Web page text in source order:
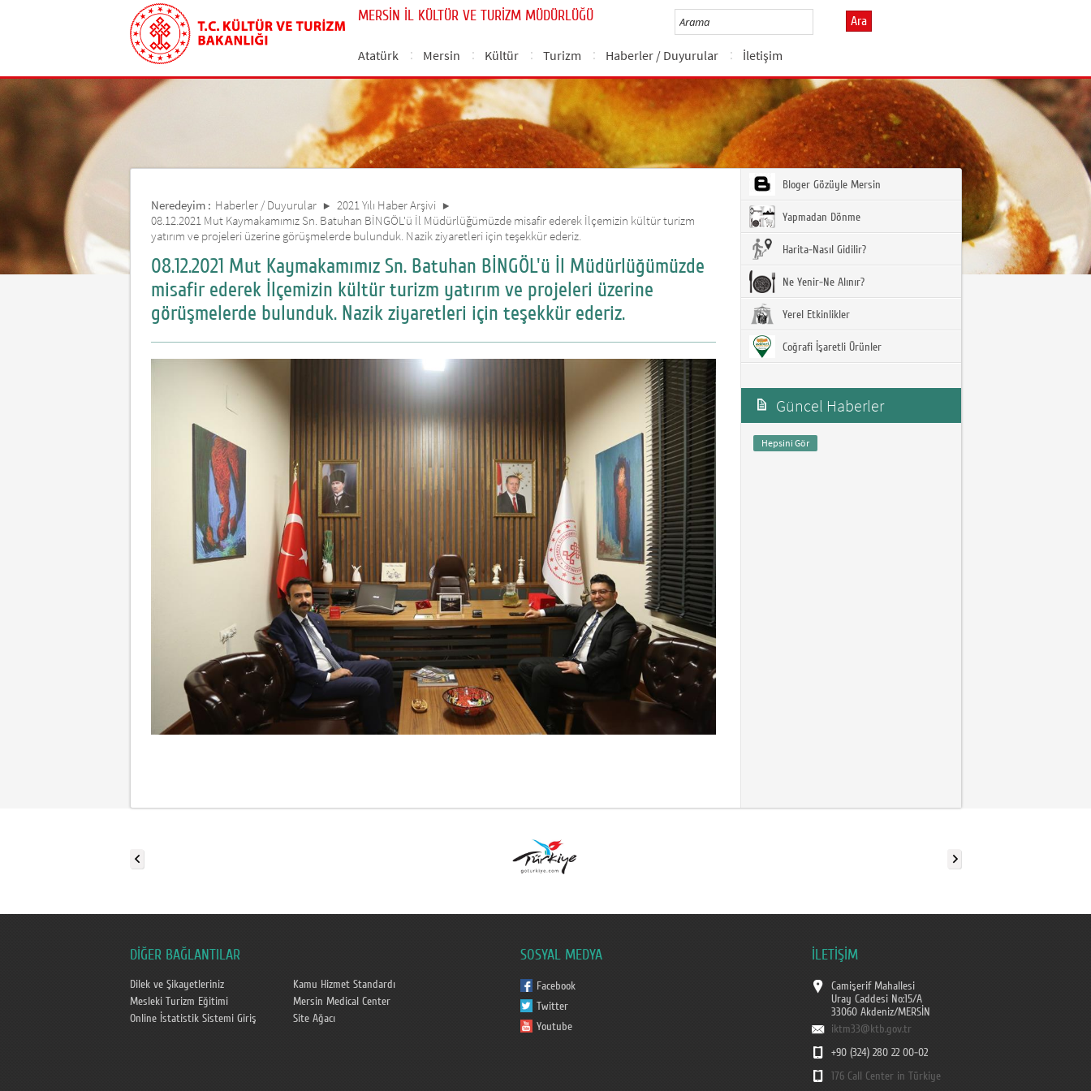
MERSİN İL KÜLTÜR VE TURİZM MÜDÜRLÜĞÜ Ara
Atatürk Mersin Kültür Turizm Haberler / Duyurular İletişim
Neredeyim : Haberler / Duyurular
2021 Yılı Haber Arşivi
08.12.2021 Mut Kaymakamımız Sn. Batuhan BİNGÖL'ü İl Müdürlüğümüzde misafir ederek İlçemizin kültür turizm
yatırım ve projeleri üzerine görüşmelerde bulunduk. Nazik ziyaretleri için teşekkür ederiz.
08.12.2021 Mut Kaymakamımız Sn. Batuhan BİNGÖL'ü İl Müdürlüğümüzde
misafir ederek İlçemizin kültür turizm yatırım ve projeleri üzerine
görüşmelerde bulunduk. Nazik ziyaretleri için teşekkür ederiz.
Bloger Gözüyle Mersin
Yapmadan Dönme
Harita-Nasıl Gidilir?
Ne Yenir-Ne Alınır?
Yerel Etkinlikler
Coğrafi İşaretli Ürünler
Güncel Haberler
Hepsini Gör
DİĞER BAĞLANTILAR
Dilek ve Şikayetleriniz
Kamu Hizmet Standardı
Mesleki Turizm Eğitimi
Mersin Medical Center
Online İstatistik Sistemi Giriş
Site Ağacı
SOSYAL MEDYA
Facebook
Twitter
Youtube
İLETİŞİM
Camişerif Mahallesi
Uray Caddesi No:15/A
33060 Akdeniz/MERSİN
iktm33@ktb.gov.tr
+90 (324) 280 22 00-02
176 Call Center in Türkiye